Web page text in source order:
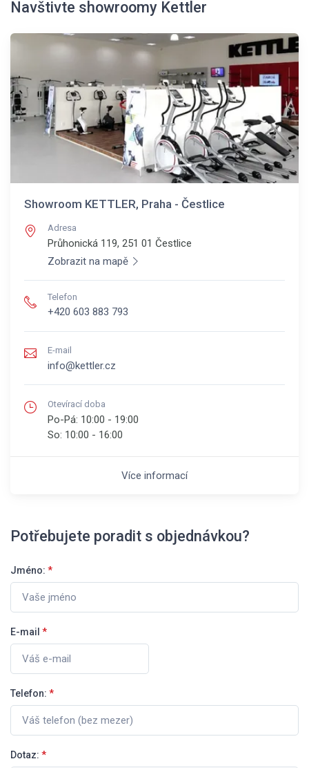
Navštivte showroomy Kettler
Showroom KETTLER, Praha - Čestlice
Adresa
Průhonická 119, 251 01 Čestlice
Zobrazit na mapě
Telefon
+420 603 883 793
E-mail
info@kettler.cz
Otevírací doba
Po-Pá: 10:00 - 19:00
So: 10:00 - 16:00
Více informací
Potřebujete poradit s objednávkou?
Jméno: *
E-mail *
Telefon: *
Dotaz: *